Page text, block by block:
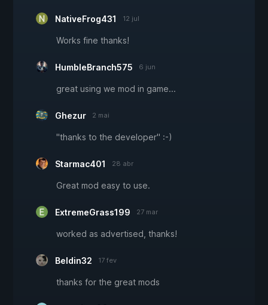
NativeFrog431 12 jul
Works fine thanks!
HumbleBranch575 6 jun
great using we mod in game...
Ghezur 2 mai
"thanks to the developer" :-)
Starmac401 28 abr
Great mod easy to use.
ExtremeGrass199 27 mar
worked as advertised, thanks!
Beldin32 17 fev
thanks for the great mods